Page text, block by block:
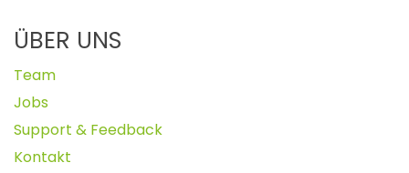
ÜBER UNS
Team
Jobs
Support & Feedback
Kontakt